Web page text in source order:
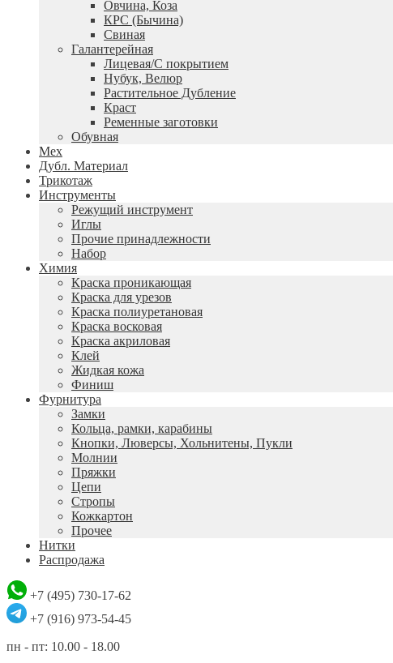
Овчина, Коза
КРС (Бычина)
Свиная
Галантерейная
Лицевая/С покрытием
Нубук, Велюр
Растительное Дубление
Краст
Ременные заготовки
Обувная
Мех
Дубл. Материал
Трикотаж
Инструменты
Режущий инструмент
Иглы
Прочие принадлежности
Набор
Химия
Краска проникающая
Краска для урезов
Краска полиуретановая
Краска восковая
Краска акриловая
Клей
Жидкая кожа
Финиш
Фурнитура
Замки
Кольца, рамки, карабины
Кнопки, Люверсы, Хольнитены, Пукли
Молнии
Пряжки
Цепи
Стропы
Кожкартон
Прочее
Нитки
Распродажа
+7 (495) 730-17-62
+7 (916) 973-54-45
пн - пт: 10.00 - 18.00